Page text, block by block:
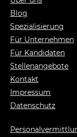
Blog
Spezialisierung
Für Unternehmen
Für Kandidaten
Stellenangebote
Kontakt
Impressum
Datenschutz